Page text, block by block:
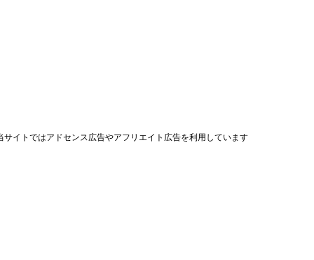
サイトではアドセンス広告やアフリエイト広告を利用しています